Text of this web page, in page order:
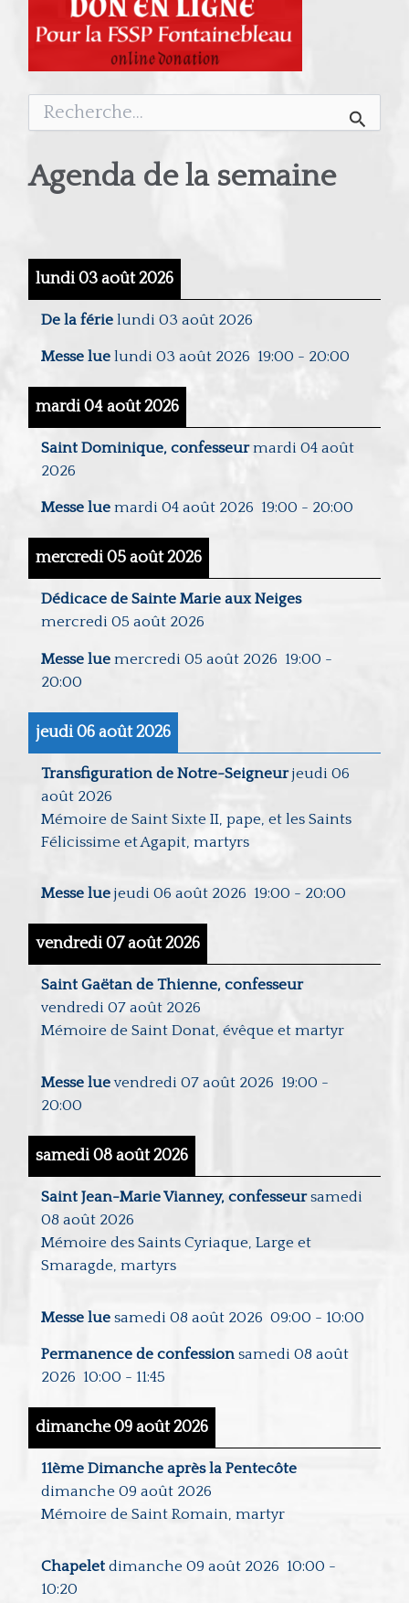
Rechercher :
Agenda de la semaine
lundi 03 août 2026
De la férie lundi 03 août 2026
Messe lue lundi 03 août 2026 19:00 - 20:00
mardi 04 août 2026
Saint Dominique, confesseur mardi 04 août
2026
Messe lue mardi 04 août 2026 19:00 - 20:00
mercredi 05 août 2026
Dédicace de Sainte Marie aux Neiges
mercredi 05 août 2026
Messe lue mercredi 05 août 2026 19:00 -
20:00
jeudi 06 août 2026
Transfiguration de Notre-Seigneur jeudi 06
août 2026
Mémoire de Saint Sixte II, pape, et les Saints
Félicissime et Agapit, martyrs
Messe lue jeudi 06 août 2026 19:00 - 20:00
vendredi 07 août 2026
Saint Gaëtan de Thienne, confesseur
vendredi 07 août 2026
Mémoire de Saint Donat, évêque et martyr
Messe lue vendredi 07 août 2026 19:00 -
20:00
samedi 08 août 2026
Saint Jean-Marie Vianney, confesseur samedi
08 août 2026
Mémoire des Saints Cyriaque, Large et
Smaragde, martyrs
Messe lue samedi 08 août 2026 09:00 - 10:00
Permanence de confession samedi 08 août
2026 10:00 - 11:45
dimanche 09 août 2026
11ème Dimanche après la Pentecôte
dimanche 09 août 2026
Mémoire de Saint Romain, martyr
Chapelet dimanche 09 août 2026 10:00 -
10:20